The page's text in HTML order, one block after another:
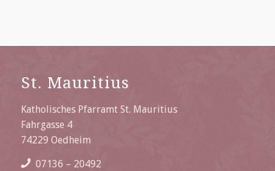
St. Mauritius
Katholisches Pfarramt St. Mauritius
Fahrgasse 4
74229 Oedheim
07136 – 20492